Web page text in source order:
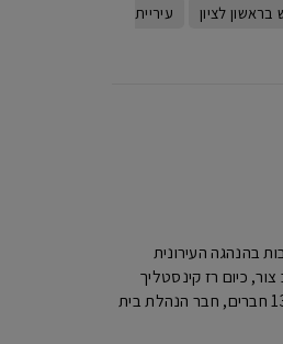
לציון
עיריית
ספר בעיר, שנים רבות בהנהגה העירונית
צור, כיום רז קינסטליך
ראש העירייה. מיקי מנהל האתר מקומון ראשון ומנהל את הפורום הגדול ביותר בעיר "פורום תושבי ראשון לציון" בפייסבוק ובו כ-130,000 חברים, חבר הנהלת בית